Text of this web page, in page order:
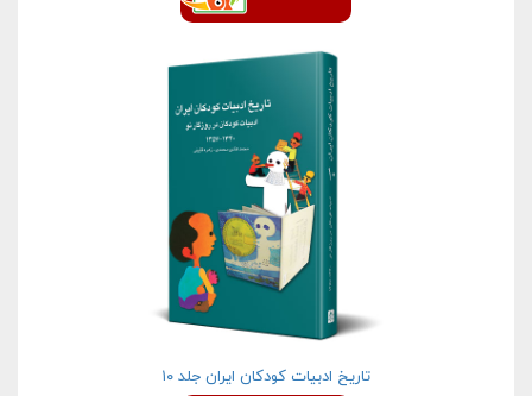
تاریخ ادبیات كودكان ایران جلد ۱۰